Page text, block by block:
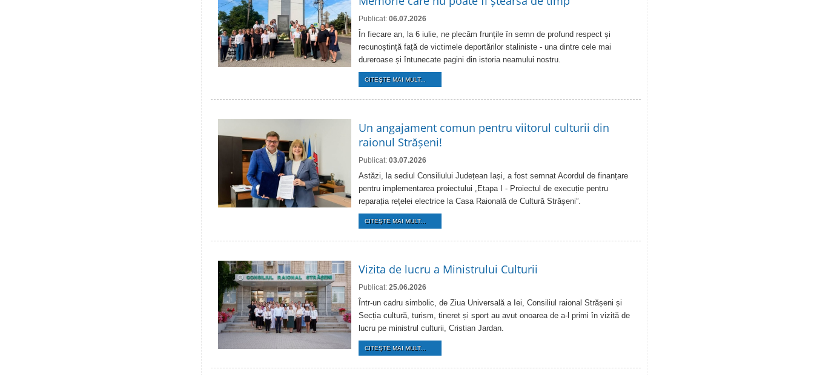
Publicat: 06.07.2026
În fiecare an, la 6 iulie, ne plecăm frunțile în semn de profund respect și
recunoștință față de victimele deportărilor staliniste - una dintre cele mai
dureroase și întunecate pagini din istoria neamului nostru.
CITEŞTE MAI MULT...
Un angajament comun pentru viitorul culturii din
raionul Strășeni!
Publicat: 03.07.2026
Astăzi, la sediul Consiliului Județean Iași, a fost semnat Acordul de finanțare
pentru implementarea proiectului „Etapa I - Proiectul de execuție pentru
reparația rețelei electrice la Casa Raională de Cultură Strășeni”.
CITEŞTE MAI MULT...
Vizita de lucru a Ministrului Culturii
Publicat: 25.06.2026
Într-un cadru simbolic, de Ziua Universală a Iei, Consiliul raional Strășeni și
Secția cultură, turism, tineret și sport au avut onoarea de a-l primi în vizită de
lucru pe ministrul culturii, Cristian Jardan.
CITEŞTE MAI MULT...